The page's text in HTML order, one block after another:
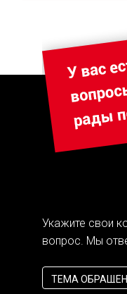
Укажите свои
вопрос. Мы